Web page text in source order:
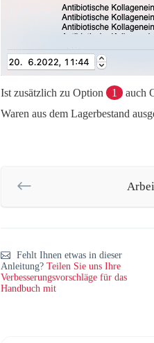
Ist zusätzlich zu Option 1 auch
Waren aus dem Lagerbestand
Fehlt Ihnen etwas in dieser
Anleitung? Teilen Sie uns Ihre
Verbesserungsvorschläge für das
Handbuch mit